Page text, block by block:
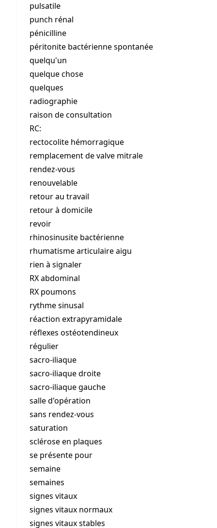
pulsatile
punch rénal
pénicilline
péritonite bactérienne spontanée
quelqu'un
quelque chose
quelques
radiographie
raison de consultation
RC:
rectocolite hémorragique
remplacement de valve mitrale
rendez-vous
renouvelable
retour au travail
retour à domicile
revoir
rhinosinusite bactérienne
rhumatisme articulaire aigu
rien à signaler
RX abdominal
RX poumons
rythme sinusal
réaction extrapyramidale
réflexes ostéotendineux
régulier
sacro-iliaque
sacro-iliaque droite
sacro-iliaque gauche
salle d'opération
sans rendez-vous
saturation
sclérose en plaques
se présente pour
semaine
semaines
signes vitaux
signes vitaux normaux
signes vitaux stables